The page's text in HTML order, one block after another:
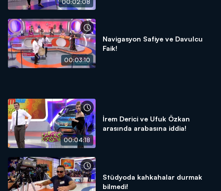
00:02:08
00:03:10
Navigasyon Safiye ve Davulcu
Faik!
00:04:18
İrem Derici ve Ufuk Özkan
arasında arabasına iddia!
Stüdyoda kahkahalar durmak
bilmedi!